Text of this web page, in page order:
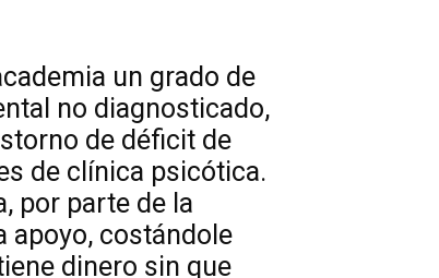
un grado de
no diagnosticado,
de déficit de
de clínica psicótica.
por parte de la
apoyo, costándole
dinero sin que